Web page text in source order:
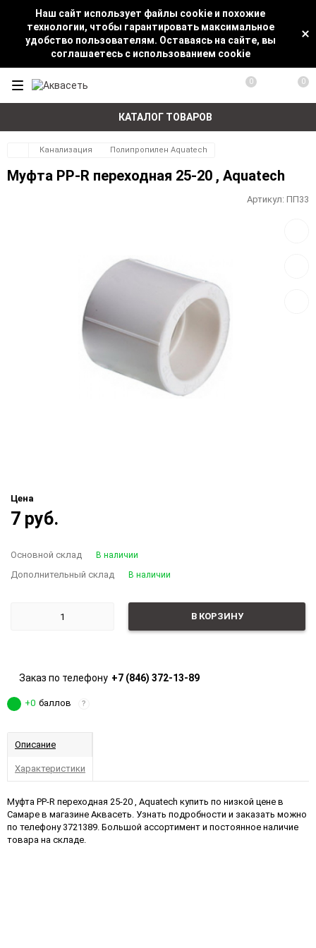
Наш сайт использует файлы cookie и похожие
технологии, чтобы гарантировать максимальное
удобство пользователям. Оставаясь на сайте, вы
соглашаетесь с использованием cookie
КАТАЛОГ ТОВАРОВ
0 0
Канализация Полипропилен Aquatech
Муфта PP-R переходная 25-20 , Aquatech
Артикул: ПП33
Цена
7 руб.
В КОРЗИНУ
Основной склад В наличии
Дополнительный склад В наличии
Заказ по телефону +7 (846) 372-13-89
+0 баллов ?
Описание
Характеристики
Муфта PP-R переходная 25-20 , Aquatech купить по низкой цене в
Самаре в магазине Аквасеть. Узнать подробности и заказать можно
по телефону 3721389. Большой ассортимент и постоянное наличие
товара на складе.